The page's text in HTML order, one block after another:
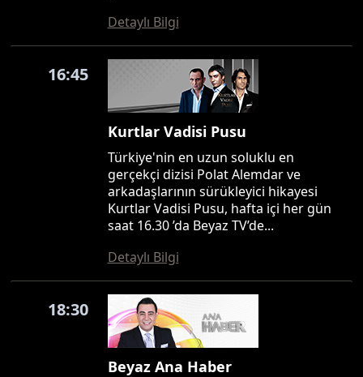
Detaylı Bilgi
16:45
Kurtlar Vadisi Pusu
Türkiye'nin en uzun soluklu en
gerçekçi dizisi Polat Alemdar ve
arkadaşlarının sürükleyici hikayesi
Kurtlar Vadisi Pusu, hafta içi her gün
saat 16.30 ’da Beyaz TV’de...
Detaylı Bilgi
18:30
Beyaz Ana Haber